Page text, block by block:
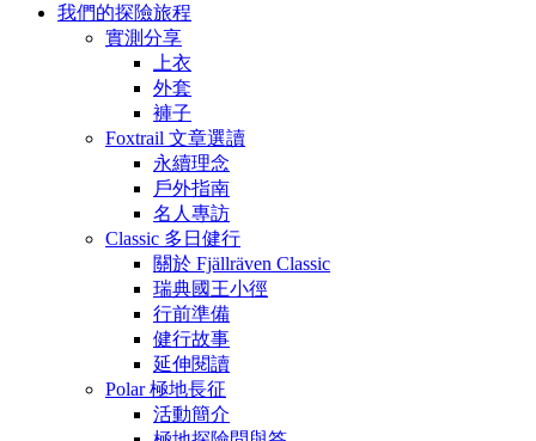
我們的探險旅程
實測分享
上衣
外套
褲子
Foxtrail 文章選讀
永續理念
戶外指南
名人專訪
Classic 多日健行
關於 Fjällräven Classic
瑞典國王小徑
行前準備
健行故事
延伸閱讀
Polar 極地長征
活動簡介